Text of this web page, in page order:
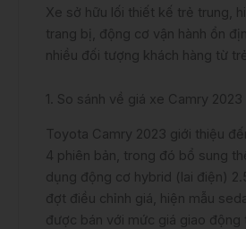
Xe sở hữu lối thiết kế trẻ trung,
trang bị, động cơ vận hành ổn
nhiều đối tượng khách hàng từ
1. So sánh về giá xe Camry
Toyota Camry 2023 giới thiệu
4 phiên bản, trong đó bổ sung
dụng động cơ hybrid (lai điện)
đợt điều chỉnh giá, hiện mẫu
được bán với mức giá giao động